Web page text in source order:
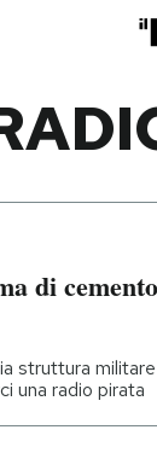
di
struttura militare
una radio pirata